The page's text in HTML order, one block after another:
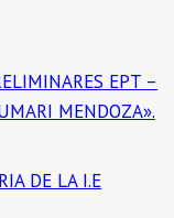
EPT –
MENDOZA».
DE LA I.E